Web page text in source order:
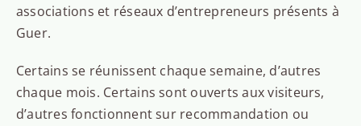
associations et réseaux d’entrepreneurs présents à
Guer.
Certains se réunissent chaque semaine, d’autres
chaque mois. Certains sont ouverts aux visiteurs,
d’autres fonctionnent sur recommandation ou